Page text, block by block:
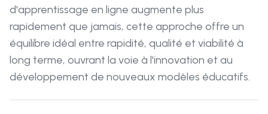
d'apprentissage en ligne augmente plus
rapidement que jamais, cette approche offre un
équilibre idéal entre rapidité, qualité et viabilité à
long terme, ouvrant la voie à l'innovation et au
développement de nouveaux modèles éducatifs.